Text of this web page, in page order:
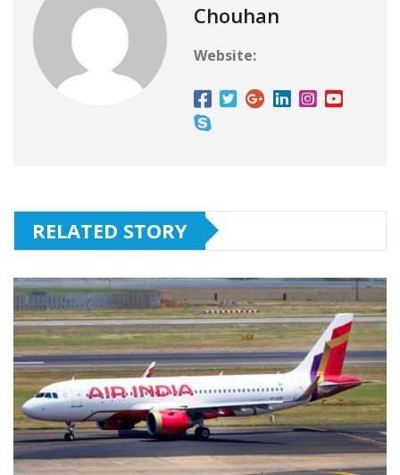
Chouhan
Website:
RELATED STORY